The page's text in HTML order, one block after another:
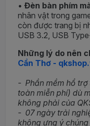
• Đèn bàn phím
nhân vật trong
còn được trang bị
USB 3.2, USB
Những lý do nên
Cần Thơ -
- Phần mềm hổ
toàn miễn phí) dù
không phải của
- 07 ngày trải
không ưng ý